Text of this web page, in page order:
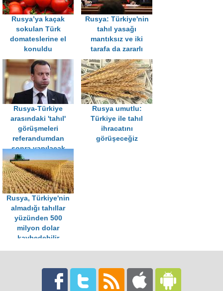
Rusya’ya kaçak
sokulan Türk
domateslerine el
konuldu
Rusya: Türkiye'nin
tahıl yasağı
mantıksız ve iki
tarafa da zararlı
Rusya-Türkiye
arasındaki 'tahıl'
görüşmeleri
referandumdan
sonra yapılacak
Rusya umutlu:
Türkiye ile tahıl
ihracatını
görüşeceğiz
Rusya, Türkiye'nin
almadığı tahıllar
yüzünden 500
milyon dolar
kaybedebilir